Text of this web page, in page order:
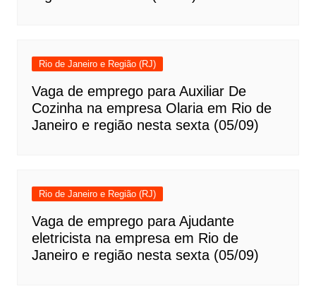
Rio de Janeiro e Região (RJ)
Vaga de emprego para Auxiliar De
Cozinha na empresa Olaria em Rio de
Janeiro e região nesta sexta (05/09)
Rio de Janeiro e Região (RJ)
Vaga de emprego para Ajudante
eletricista na empresa em Rio de
Janeiro e região nesta sexta (05/09)